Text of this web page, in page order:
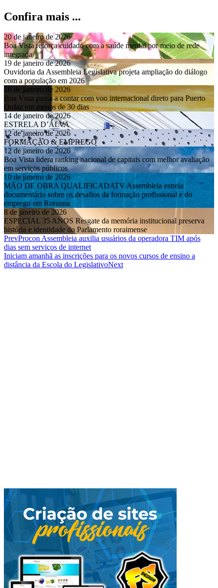
Confira mais ...
20 de janeiro de 2026
Boa Vista reforça cuidado com a saúde mental por meio de rede
integrada
19 de janeiro de 2026
Ouvidoria da Assembleia Legislativa projeta ampliação do diálogo
com a população em 2026
16 de janeiro de 2026
Boa Vista passa a contar com voo internacional direto para Puerto
Ordaz em menos de 30 dias
14 de janeiro de 2026
ESTRELA D’ÁLVA
12 de janeiro de 2026
FORMAÇÃO & EMPREGO
12 de janeiro de 2026
Boa Vista lidera ranking nacional de capitais com melhor avaliação
em serviços públicos
10 de janeiro de 2026
MÃO DE OBRA QUALIFICADATV Assembleia estreia
documentário sobre os desafios da formação profissional e do
emprego em Roraima
8 de janeiro de 2026
ESPECIAL 35 ANOS Resgate da memória institucional preserva
história e identidade do Parlamento roraimense
PrevProcon Assembleia auxilia usuários da operadora TIM após
dias sem serviços de internet
Iniciam amanhã as inscrições para os novos cursos de ensino a
distância da Escola do LegislativoNext